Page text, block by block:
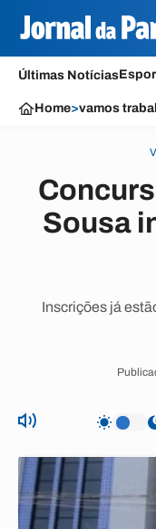
Últimas Notícias
Home>vamos
Sousa
Inscrições já